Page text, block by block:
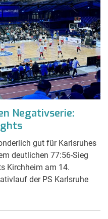
Negativserie:
gut für Karlsruhes
deutlichen 77:56-Sieg
Kirchheim am 14.
der PS Karlsruhe